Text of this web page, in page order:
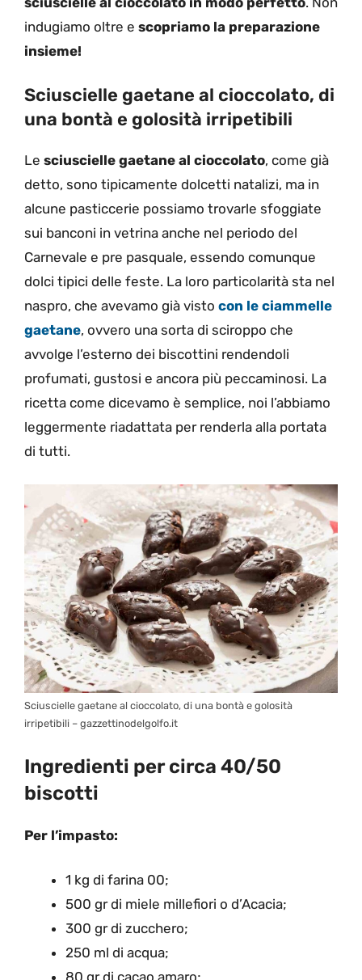
indugiamo oltre e scopriamo la preparazione
insieme!
Sciuscielle gaetane al cioccolato, di
una bontà e golosità irripetibili
Le sciuscielle gaetane al cioccolato, come già
detto, sono tipicamente dolcetti natalizi, ma in
alcune pasticcerie possiamo trovarle sfoggiate
sui banconi in vetrina anche nel periodo del
Carnevale e pre pasquale, essendo comunque
dolci tipici delle feste. La loro particolarità sta nel
naspro, che avevamo già visto con le ciammelle
gaetane, ovvero una sorta di sciroppo che
avvolge l’esterno dei biscottini rendendoli
profumati, gustosi e ancora più peccaminosi. La
ricetta come dicevamo è semplice, noi l’abbiamo
leggermente riadattata per renderla alla portata
di tutti.
Sciuscielle gaetane al cioccolato, di una bontà e golosità
irripetibili – gazzettinodelgolfo.it
Ingredienti per circa 40/50
biscotti
Per l’impasto:
1 kg di farina 00;
500 gr di miele millefiori o d’Acacia;
300 gr di zucchero;
250 ml di acqua;